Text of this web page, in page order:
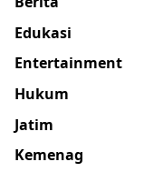
Edukasi
Entertainment
Hukum
Jatim
Kemenag